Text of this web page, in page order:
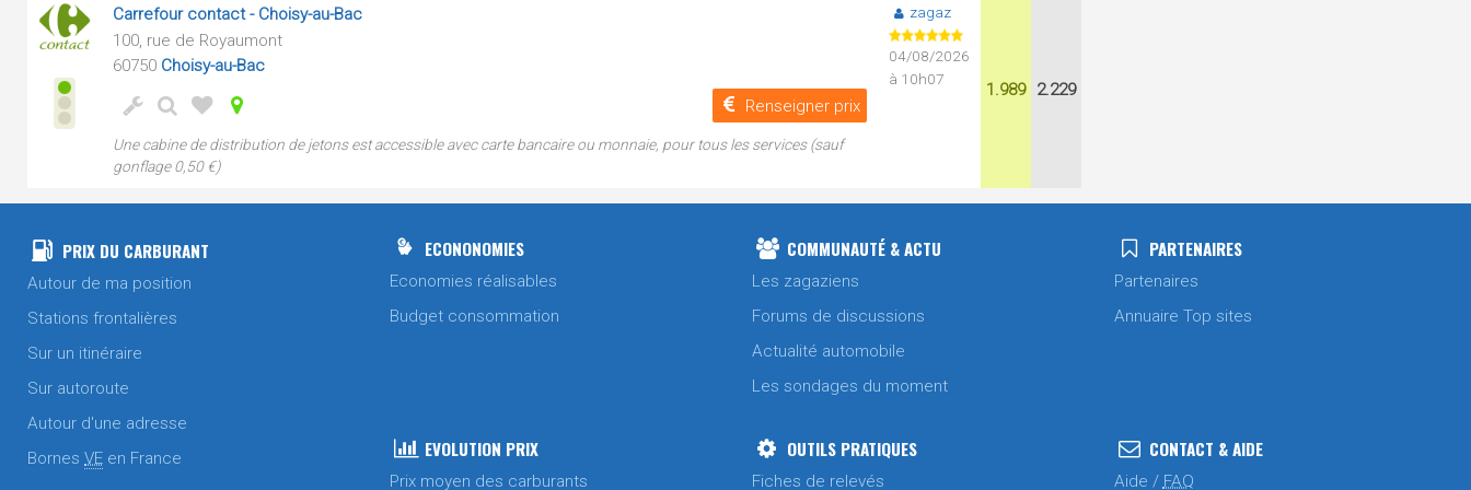
Carrefour contact - Choisy-au-Bac
100, rue de Royaumont
60750 Choisy-au-Bac
Renseigner prix
Une cabine de distribution de jetons est accessible avec carte bancaire ou monnaie, pour tous les services (sauf
gonflage 0,50 €)
zagaz
04/08/2026
à 10h07
1.989 2.229
PRIX DU CARBURANT
Autour de ma position
Stations frontalières
Sur un itinéraire
Sur autoroute
Autour d'une adresse
Bornes VE en France
ECONONOMIES
Economies réalisables
Budget consommation
COMMUNAUTÉ & ACTU
Les zagaziens
Forums de discussions
Actualité automobile
Les sondages du moment
PARTENAIRES
Partenaires
Annuaire Top sites
EVOLUTION PRIX
Prix moyen des carburants
OUTILS PRATIQUES
Fiches de relevés
CONTACT & AIDE
Aide / FAQ